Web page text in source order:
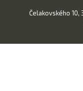
Čelakovského 10,